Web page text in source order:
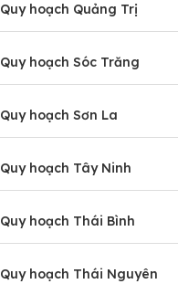
Quy hoạch Quảng Trị
Quy hoạch Sóc Trăng
Quy hoạch Sơn La
Quy hoạch Tây Ninh
Quy hoạch Thái Bình
Quy hoạch Thái Nguyên